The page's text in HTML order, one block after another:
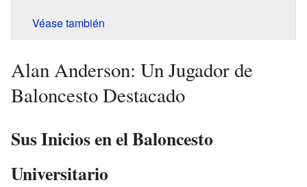
Véase también
Alan Anderson: Un Jugador de
Baloncesto Destacado
Sus Inicios en el Baloncesto
Universitario